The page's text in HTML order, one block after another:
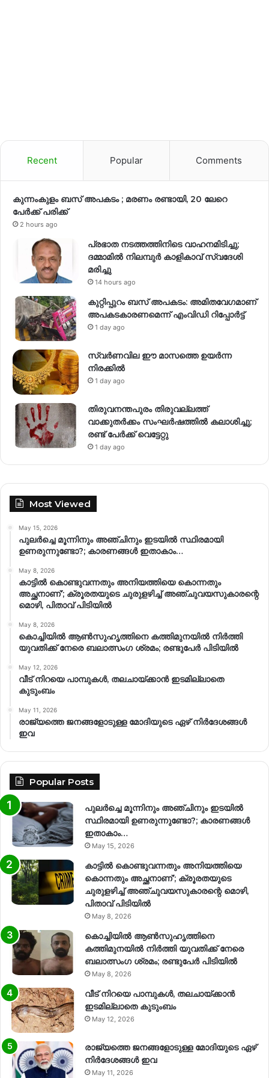
Recent Popular Comments
കുന്നംകുളം ബസ് അപകടം ; മരണം രണ്ടായി, 20 ലേറെ
പേർക്ക് പരിക്ക്
2 hours ago
പ്രഭാത നടത്തത്തിനിടെ വാഹനമിടിച്ചു;
ദമ്മാമിൽ നിലമ്പുർ കാളികാവ് സ്വദേശി
മരിച്ചു
14 hours ago
കുറ്റിപ്പുറം ബസ് അപകടം: അമിതവേഗമാണ്
അപകടകാരണമെന്ന് എംവിഡി റിപ്പോർട്ട്
1 day ago
സ്വര്‍ണവില ഈ മാസത്തെ ഉയര്‍ന്ന
നിരക്കില്‍
1 day ago
തിരുവനന്തപുരം തിരുവല്ലത്ത്
വാക്കുതർക്കം സംഘർഷത്തിൽ കലാശിച്ചു;
രണ്ട് പേർക്ക് വെട്ടേറ്റു
1 day ago
Most Viewed
May 15, 2026
പുലർച്ചെ മൂന്നിനും അഞ്ചിനും ഇടയിൽ സ്ഥിരമായി
ഉണരുന്നുണ്ടോ?; കാരണങ്ങള്‍ ഇതാകാം…
May 8, 2026
കാട്ടിൽ കൊണ്ടുവന്നതും അനിയത്തിയെ കൊന്നതും
അച്ഛനാണ്’; ക്രൂരതയുടെ ചുരുളഴിച്ച് അഞ്ചുവയസുകാരന്റെ
മൊഴി, പിതാവ് പിടിയിൽ
May 8, 2026
കൊച്ചിയിൽ ആൺസുഹൃത്തിനെ കത്തിമുനയിൽ നിർത്തി
യുവതിക്ക് നേരെ ബലാത്സംഗ​ ശ്രമം; രണ്ടുപേർ പിടിയിൽ
May 12, 2026
വീട് നിറയെ പാമ്പുകൾ, തലചായ്ക്കാൻ ഇടമില്ലാതെ
കുടുംബം
May 11, 2026
രാജ്യത്തെ ജനങ്ങളോടുള്ള മോദിയുടെ ഏഴ് നിര്‍ദേശങ്ങള്‍
ഇവ
Popular Posts
പുലർച്ചെ മൂന്നിനും അഞ്ചിനും ഇടയിൽ
സ്ഥിരമായി ഉണരുന്നുണ്ടോ?; കാരണങ്ങള്‍
ഇതാകാം…
May 15, 2026
കാട്ടിൽ കൊണ്ടുവന്നതും അനിയത്തിയെ
കൊന്നതും അച്ഛനാണ്’; ക്രൂരതയുടെ
ചുരുളഴിച്ച് അഞ്ചുവയസുകാരന്റെ മൊഴി,
പിതാവ് പിടിയിൽ
May 8, 2026
കൊച്ചിയിൽ ആൺസുഹൃത്തിനെ
കത്തിമുനയിൽ നിർത്തി യുവതിക്ക് നേരെ
ബലാത്സംഗ​ ശ്രമം; രണ്ടുപേർ പിടിയിൽ
May 8, 2026
വീട് നിറയെ പാമ്പുകൾ, തലചായ്ക്കാൻ
ഇടമില്ലാതെ കുടുംബം
May 12, 2026
രാജ്യത്തെ ജനങ്ങളോടുള്ള മോദിയുടെ ഏഴ്
നിര്‍ദേശങ്ങള്‍ ഇവ
May 11, 2026